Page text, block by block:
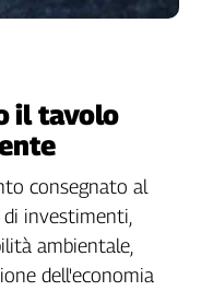
il tavolo
consegnato al
investimenti,
ambientale,
dell'economia